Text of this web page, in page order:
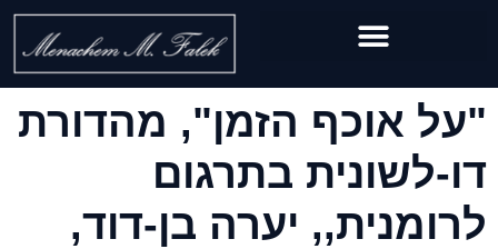
"על אוכף הזמן", מהדורת
דו-לשונית בתרגום
לרומנית,, יערה בן-דוד,